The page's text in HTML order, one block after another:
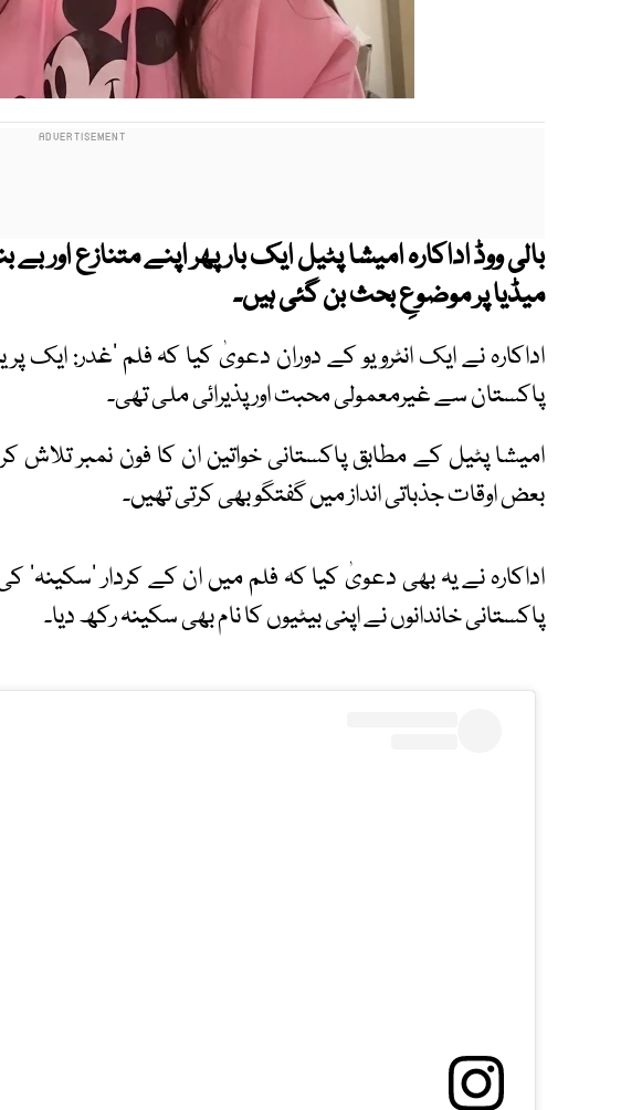
بالی ووڈ اداکارہ امیشا پٹیل ایک بار پھر اپنے متنازع
میڈیا پر موضوعِ بحث بن گئی ہیں۔
اداکارہ نے ایک انٹرویو کے دوران دعویٰ کیا کہ فلم ’غدر: ایک
پاکستان سے غیرمعمولی محبت اور پذیرائی ملی تھی۔
امیشا پٹیل کے مطابق پاکستانی خواتین ان کا فون نمبر تلاش
بعض اوقات جذباتی انداز میں گفتگو بھی کرتی تھیں۔
اداکارہ نے یہ بھی دعویٰ کیا کہ فلم میں ان کے کردار
پاکستانی خاندانوں نے اپنی بیٹیوں کا نام بھی سکینہ رکھ دیا۔